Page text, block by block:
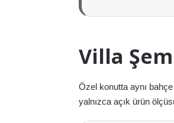
Villa
Özel konutta aynı
yalnızca açık ürün